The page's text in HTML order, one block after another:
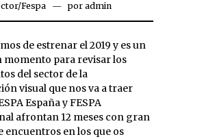
/Fespa por admin
momento para revisar los
del sector de la
visual que nos va a traer
España y FESPA
afrontan 12 meses con gran
encuentros en los que os